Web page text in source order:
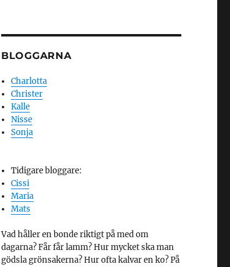
BLOGGARNA
Charlotta
Christer
Kalle
Nisse
Sonja
Tidigare bloggare:
Cissi
Maria
Mats
Vad håller en bonde riktigt på med om
dagarna? Får får lamm? Hur mycket ska man
gödsla grönsakerna? Hur ofta kalvar en ko? På